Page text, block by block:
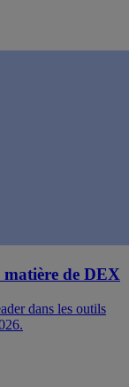
matière de DEX
dans les outils